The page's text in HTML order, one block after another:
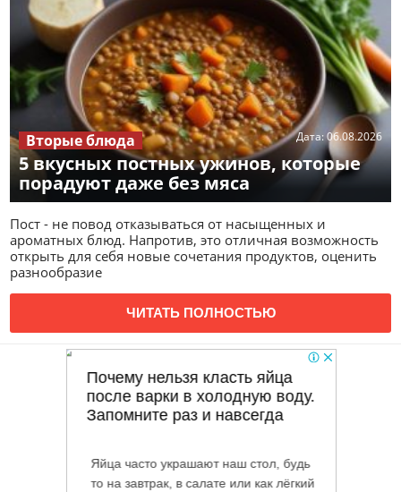
5 вкусных постных ужинов, которые
порадуют даже без мяса
Дата:06.08.2026
Вторые блюда
Пост - не повод отказываться от насыщенных и
ароматных блюд. Напротив, это отличная возможность
открыть для себя новые сочетания продуктов, оценить
разнообразие
ЧИТАТЬ ПОЛНОСТЬЮ